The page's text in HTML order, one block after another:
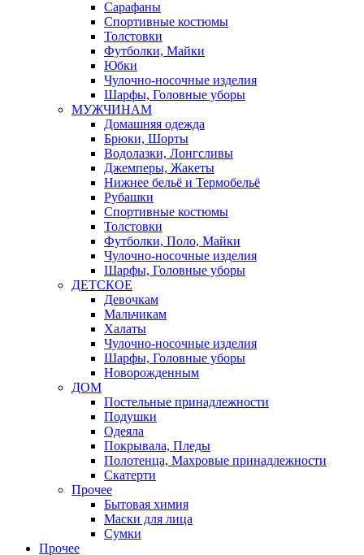
Сарафаны
Спортивные костюмы
Толстовки
Футболки, Майки
Юбки
Чулочно-носочные изделия
Шарфы, Головные уборы
МУЖЧИНАМ
Домашняя одежда
Брюки, Шорты
Водолазки, Лонгсливы
Джемперы, Жакеты
Нижнее бельё и Термобельё
Рубашки
Спортивные костюмы
Толстовки
Футболки, Поло, Майки
Чулочно-носочные изделия
Шарфы, Головные уборы
ДЕТСКОЕ
Девочкам
Мальчикам
Халаты
Чулочно-носочные изделия
Шарфы, Головные уборы
Новорожденным
ДОМ
Постельные принадлежности
Подушки
Одеяла
Покрывала, Пледы
Полотенца, Махровые принадлежности
Скатерти
Прочее
Бытовая химия
Маски для лица
Сумки
Прочее